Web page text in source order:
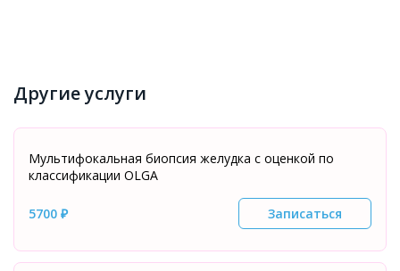
Другие услуги
Мультифокальная биопсия желудка с оценкой по
классификации OLGA
5700 ₽ Записаться